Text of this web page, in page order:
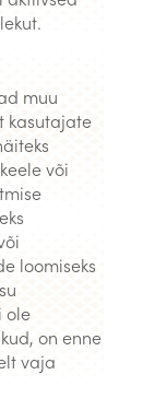
muu
kasutajate
või
loomiseks
ole
on enne
vaja